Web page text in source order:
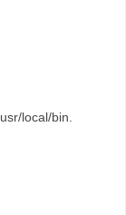
local/bin.